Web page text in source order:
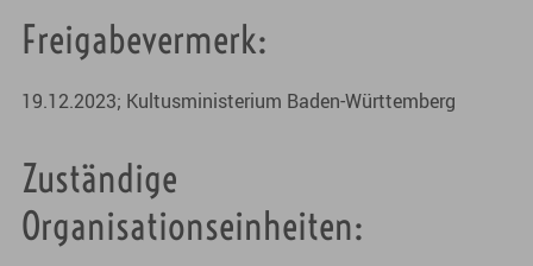
Freigabevermerk:
19.12.2023; Kultusministerium Baden-Württemberg
Zuständige
Organisationseinheiten: